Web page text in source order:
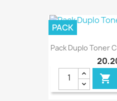
Pack Duplo Toner

PACK